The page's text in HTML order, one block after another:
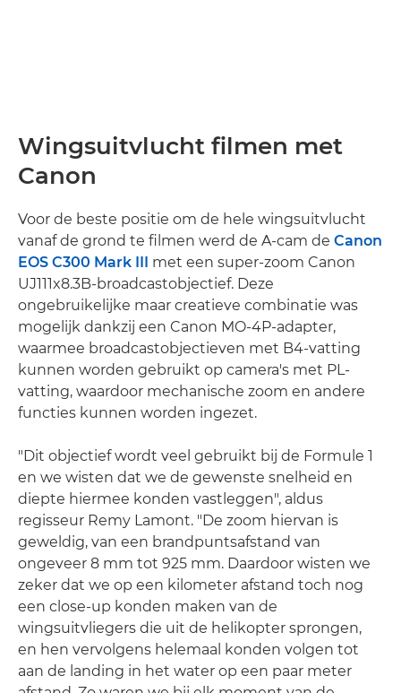
Wingsuitvlucht filmen met
Canon
Voor de beste positie om de hele wingsuitvlucht
vanaf de grond te filmen werd de A-cam de Canon
EOS C300 Mark III
met een super-zoom Canon
UJ111x8.3B-broadcastobjectief. Deze
ongebruikelijke maar creatieve combinatie was
mogelijk dankzij een Canon MO-4P-adapter,
waarmee broadcastobjectieven met B4-vatting
kunnen worden gebruikt op camera's met PL-
vatting, waardoor mechanische zoom en andere
functies kunnen worden ingezet.
"Dit objectief wordt veel gebruikt bij de Formule 1
en we wisten dat we de gewenste snelheid en
diepte hiermee konden vastleggen", aldus
regisseur Remy Lamont. "De zoom hiervan is
geweldig, van een brandpuntsafstand van
ongeveer 8 mm tot 925 mm. Daardoor wisten we
zeker dat we op een kilometer afstand toch nog
een close-up konden maken van de
wingsuitvliegers die uit de helikopter sprongen,
en hen vervolgens helemaal konden volgen tot
aan de landing in het water op een paar meter